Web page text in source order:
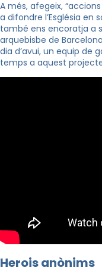
A més, afegeix,
a difondre l’Església en
també ens encoratja a
arquebisbe de
dia d’avui, un equip de
temps a aquest
Herois anònims